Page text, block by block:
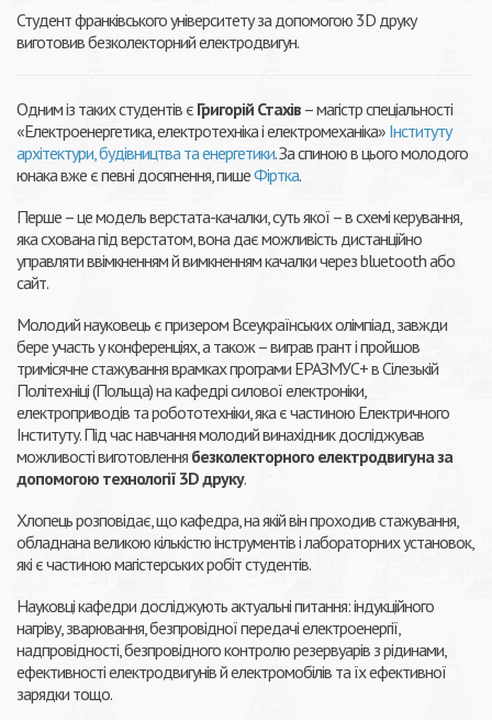
Студент франківського університету за допомогою 3D друку
виготовив безколекторний електродвигун.
Одним із таких студентів є Григорій Стахів – магістр спеціальності
«Електроенергетика, електротехніка і електромеханіка» Інституту
архітектури, будівництва та енергетики. За спиною в цього молодого
юнака вже є певні досягнення, пишеФіртка.
Перше – це модель верстата-качалки, суть якої – в схемі керування,
яка схована під верстатом, вона дає можливість дистанційно
управляти ввімкненням й вимкненням качалки через bluetooth або
сайт.
Молодий науковець є призером Всеукраїнських олімпіад, завжди
бере участь у конференціях, а також – виграв грант і пройшов
тримісячне стажування врамках програми ЕРАЗМУС+ в Сілезькій
Політехніці (Польща) на кафедрі силової електроніки,
електроприводів та робототехніки, яка є частиною Електричного
Інституту. Під час навчання молодий винахідник досліджував
можливості виготовлення безколекторного електродвигуна за
допомогою технології 3D друку.
Хлопець розповідає, що кафедра, на якій він проходив стажування,
обладнана великою кількістю інструментів і лабораторних установок,
які є частиною магістерських робіт студентів.
Науковці кафедри досліджують актуальні питання: індукційного
нагріву, зварювання, безпровідної передачі електроенергії,
надпровідності, безпровідного контролю резервуарів з рідинами,
ефективності електродвигунів й електромобілів та їх ефективної
зарядки тощо.